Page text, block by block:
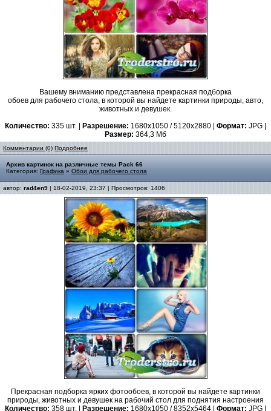
Вашему вниманию представлена прекрасная подборка
обоев для рабочего стола, в которой вы найдете картинки природы, авто,
животных и девушек.
Количество: 335 шт. | Разрешение: 1680x1050 / 5120x2880 | Формат: JPG |
Размер: 364,3 Мб
Комментарии (0) Подробнее
Архив картинок на различные темы Pack 66
Категория: Графика » Обои для рабочего стола
автор: rad4en9 | 18-02-2019, 23:37 | Просмотров: 1406
Прекрасная подборка ярких фотообоев, в которой вы найдете картинки
природы, животных и девушек на рабочий стол для поднятия настроения
Количество: 358 шт. | Разрешение: 1680x1050 / 8352x5464 | Формат: JPG |